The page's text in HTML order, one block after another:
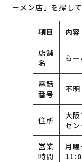
ーメン店」を探し
項目 内容
店舗
名
ら
電話
番号
不明
住所
大
セ
営業
時間
月